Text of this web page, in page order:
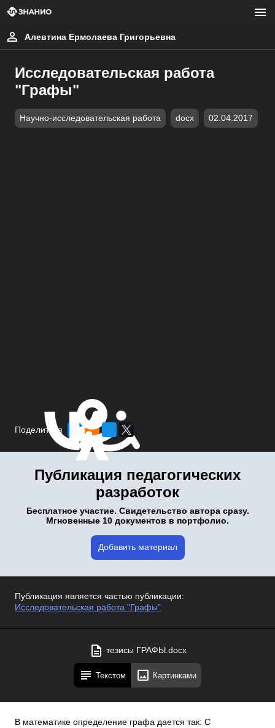
Алевтина Ермолаева Григорьевна
Исследовательская работа
"Графы"
Научно-исследовательская работа docx 02.04.2017
Поделиться
Публикация педагогических
разработок
Бесплатное участие. Свидетельство автора сразу.
Мгновенные 10 документов в портфолио.
Добавить материал
Публикация является частью публикации:
Исследовательская работа "Графы"
тезисы ГРАФЫ.docx
Текстом Картинками
В математике определение графа дается так: С